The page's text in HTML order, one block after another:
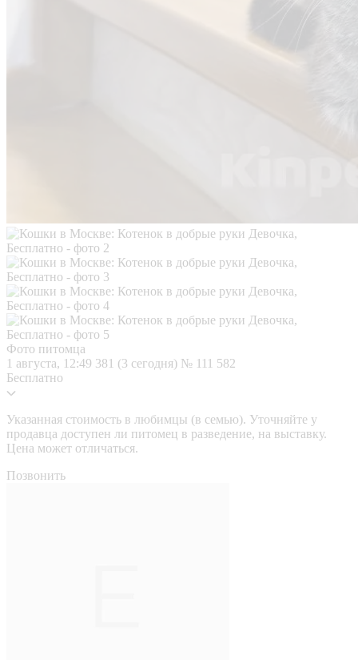
Фото питомца
1 августа, 12:49 381 (3 сегодня) № 111 582
Бесплатно
Указанная стоимость в любимцы (в семью). Уточняйте у
продавца доступен ли питомец в разведение, на выставку.
Цена может отличаться.
Позвонить